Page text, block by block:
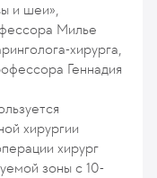
и шеи»,
Милье
хирурга,
Геннадия
хирургии
хирург
зоны с 10-